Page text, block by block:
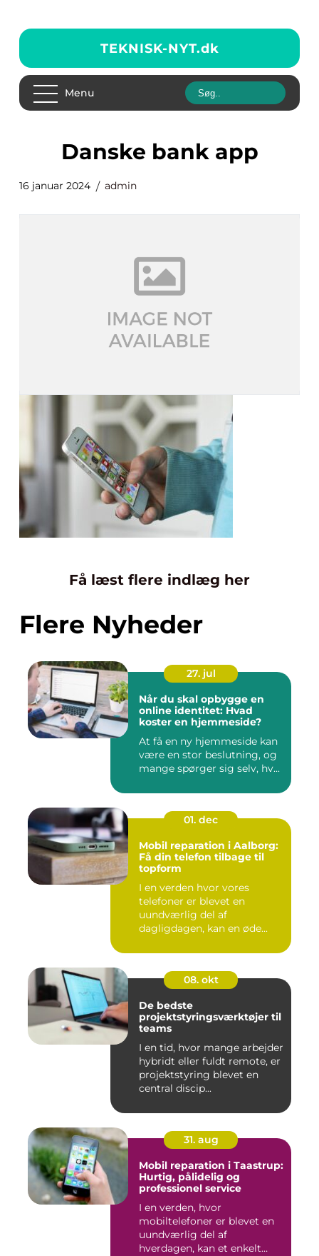
TEKNISK-NYT.dk
Menu
danske bank app
16 januar 2024 admin
Få læst flere indlæg her
Flere Nyheder
27. jul
Når du skal opbygge en
online identitet: Hvad
koster en hjemmeside?
At få en ny hjemmeside kan
være en stor beslutning, og
mange spørger sig selv, hv...
01. dec
Mobil reparation i Aalborg:
Få din telefon tilbage til
topform
I en verden hvor vores
telefoner er blevet en
uundværlig del af
dagligdagen, kan en øde...
08. okt
De bedste
projektstyringsværktøjer til
teams
I en tid, hvor mange arbejder
hybridt eller fuldt remote, er
projektstyring blevet en
central discip...
31. aug
Mobil reparation i Taastrup:
Hurtig, pålidelig og
professionel service
I en verden, hvor
mobiltelefoner er blevet en
uundværlig del af
hverdagen, kan et enkelt